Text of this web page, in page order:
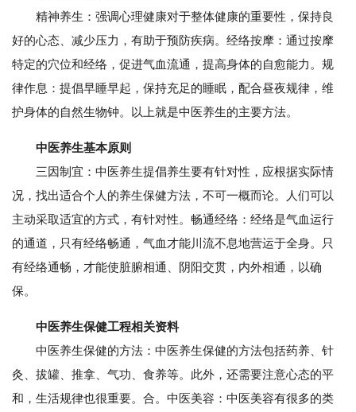
精神养生：强调心理健康对于整体健康的重要性，保持良
好的心态、减少压力，有助于预防疾病。经络按摩：通过按摩
特定的穴位和经络，促进气血流通，提高身体的自愈能力。规
律作息：提倡早睡早起，保持充足的睡眠，配合昼夜规律，维
护身体的自然生物钟。以上就是中医养生的主要方法。
中医养生基本原则
三因制宜：中医养生提倡养生要有针对性，应根据实际情
况，找出适合个人的养生保健方法，不可一概而论。人们可以
主动采取适宜的方式，有针对性。畅通经络：经络是气血运行
的通道，只有经络畅通，气血才能川流不息地营运于全身。只
有经络通畅，才能使脏腑相通、阴阳交贯，内外相通，以确
保。
中医养生保健工程相关资料
中医养生保健的方法：中医养生保健的方法包括药养、针
灸、拔罐、推拿、气功、食养等。此外，还需要注意心态的平
和，生活规律也很重要。合。中医美容：中医美容有很多的类